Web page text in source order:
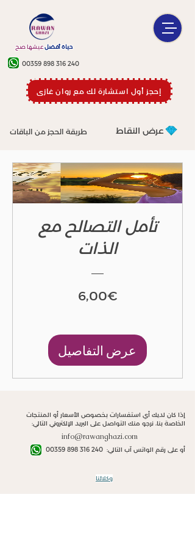
عيشها صححياة أفضل
عرض النقاط
إحجز أول استشارة لك مع روان غازي
طريقة الحجز من الباقات
00359 898 316 240
تأمل التصالح مع
الذات
6,00€السعر
عرض التفاصيل
إذا كان لديك أي استفسارات بخصوص الأسعار أو المنتجات
الخاصة بنا، نرجو منك التواصل على البريد الإلكتروني التالي:
info@rawanghazi.com
أو على رقم الواتس آب التالي: 00359 898 316 240
وكلائنا